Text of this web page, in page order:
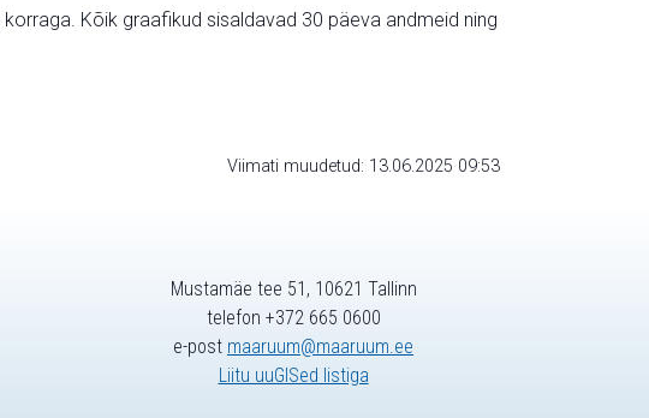
Kõik graafikud sisaldavad 30 päeva andmeid ning
Viimati muudetud: 13.06.2025 09:53
Mustamäe tee 51, 10621 Tallinn
telefon +372 665 0600
e-post maaruum@maaruum.ee
Liitu uuGISed listiga